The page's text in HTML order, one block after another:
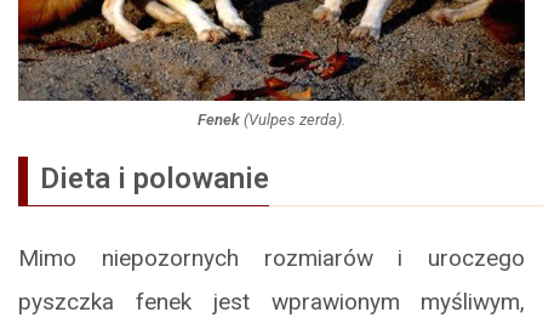
Fenek (Vulpes zerda).
Dieta i polowanie
Mimo niepozornych rozmiarów i uroczego
pyszczka fenek jest wprawionym myśliwym,